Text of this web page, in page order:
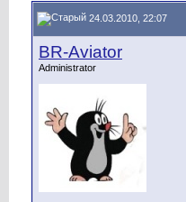
24.03.2010, 22:07
BR-Aviator
Administrator